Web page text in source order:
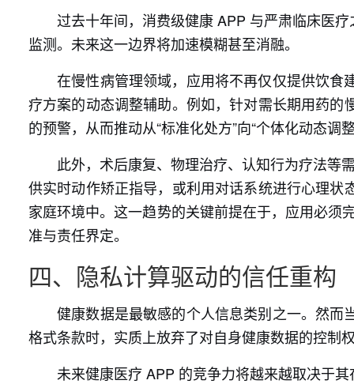
过去十年间，消费级健康 APP 与严肃临床医
监测。未来这一边界将加速模糊甚至消融。
在慢性病管理领域，应用将不再仅仅提供饮
疗方案的动态调整辅助。例如，针对需长期用药
的预警，从而推动从“标准化处方”向“个体化动态调
此外，术后康复、物理治疗、认知行为疗法等
供实时动作矫正指导，或利用对话系统进行心理
家庭环境中。这一趋势的关键前提在于，应用必须
准与责任界定。
四、隐私计算驱动的信任重构
健康数据是最敏感的个人信息类别之一。然
格式条款时，实质上放弃了对自身健康数据的控制
未来健康医疗 APP 的竞争力将越来越取决于